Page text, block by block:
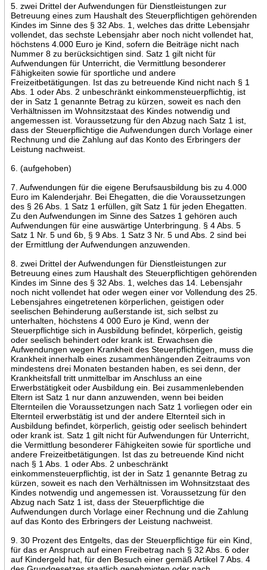
5. zwei Drittel der Aufwendungen für Dienstleistungen zur
Betreuung eines zum Haushalt des Steuerpflichtigen gehörenden
Kindes im Sinne des § 32 Abs. 1, welches das dritte Lebensjahr
vollendet, das sechste Lebensjahr aber noch nicht vollendet hat,
höchstens 4.000 Euro je Kind, sofern die Beiträge nicht nach
Nummer 8 zu berücksichtigen sind. Satz 1 gilt nicht für
Aufwendungen für Unterricht, die Vermittlung besonderer
Fähigkeiten sowie für sportliche und andere
Freizeitbetätigungen. Ist das zu betreuende Kind nicht nach § 1
Abs. 1 oder Abs. 2 unbeschränkt einkommensteuerpflichtig, ist
der in Satz 1 genannte Betrag zu kürzen, soweit es nach den
Verhältnissen im Wohnsitzstaat des Kindes notwendig und
angemessen ist. Voraussetzung für den Abzug nach Satz 1 ist,
dass der Steuerpflichtige die Aufwendungen durch Vorlage einer
Rechnung und die Zahlung auf das Konto des Erbringers der
Leistung nachweist.
6. (aufgehoben)
7. Aufwendungen für die eigene Berufsausbildung bis zu 4.000
Euro im Kalenderjahr. Bei Ehegatten, die die Voraussetzungen
des § 26 Abs. 1 Satz 1 erfüllen, gilt Satz 1 für jeden Ehegatten.
Zu den Aufwendungen im Sinne des Satzes 1 gehören auch
Aufwendungen für eine auswärtige Unterbringung. § 4 Abs. 5
Satz 1 Nr. 5 und 6b, § 9 Abs. 1 Satz 3 Nr. 5 und Abs. 2 sind bei
der Ermittlung der Aufwendungen anzuwenden.
8. zwei Drittel der Aufwendungen für Dienstleistungen zur
Betreuung eines zum Haushalt des Steuerpflichtigen gehörenden
Kindes im Sinne des § 32 Abs. 1, welches das 14. Lebensjahr
noch nicht vollendet hat oder wegen einer vor Vollendung des 25.
Lebensjahres eingetretenen körperlichen, geistigen oder
seelischen Behinderung außerstande ist, sich selbst zu
unterhalten, höchstens 4 000 Euro je Kind, wenn der
Steuerpflichtige sich in Ausbildung befindet, körperlich, geistig
oder seelisch behindert oder krank ist. Erwachsen die
Aufwendungen wegen Krankheit des Steuerpflichtigen, muss die
Krankheit innerhalb eines zusammenhängenden Zeitraums von
mindestens drei Monaten bestanden haben, es sei denn, der
Krankheitsfall tritt unmittelbar im Anschluss an eine
Erwerbstätigkeit oder Ausbildung ein. Bei zusammenlebenden
Eltern ist Satz 1 nur dann anzuwenden, wenn bei beiden
Elternteilen die Voraussetzungen nach Satz 1 vorliegen oder ein
Elternteil erwerbstätig ist und der andere Elternteil sich in
Ausbildung befindet, körperlich, geistig oder seelisch behindert
oder krank ist. Satz 1 gilt nicht für Aufwendungen für Unterricht,
die Vermittlung besonderer Fähigkeiten sowie für sportliche und
andere Freizeitbetätigungen. Ist das zu betreuende Kind nicht
nach § 1 Abs. 1 oder Abs. 2 unbeschränkt
einkommensteuerpflichtig, ist der in Satz 1 genannte Betrag zu
kürzen, soweit es nach den Verhältnissen im Wohnsitzstaat des
Kindes notwendig und angemessen ist. Voraussetzung für den
Abzug nach Satz 1 ist, dass der Steuerpflichtige die
Aufwendungen durch Vorlage einer Rechnung und die Zahlung
auf das Konto des Erbringers der Leistung nachweist.
9. 30 Prozent des Entgelts, das der Steuerpflichtige für ein Kind,
für das er Anspruch auf einen Freibetrag nach § 32 Abs. 6 oder
auf Kindergeld hat, für den Besuch einer gemäß Artikel 7 Abs. 4